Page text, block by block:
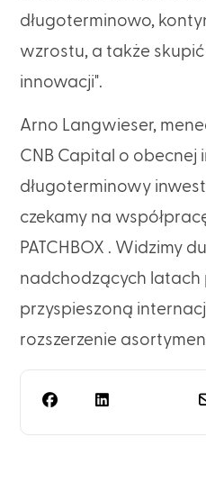
długoterminowo,
wzrostu, a także
innowacji".
Arno Langwieser,
CNB Capital o obecnej
długoterminowy
czekamy na
PATCHBOX . Widzimy
nadchodzących latach
przyspieszoną
rozszerzenie